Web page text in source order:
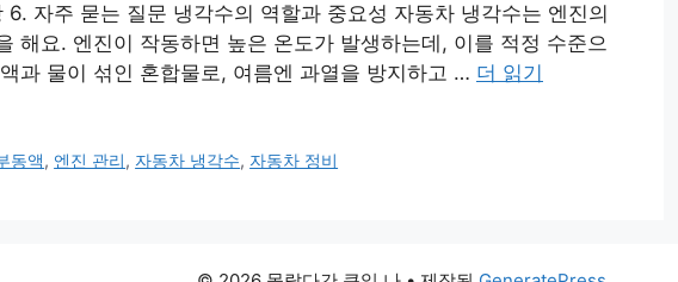
자주 묻는 질문 냉각수의 역할과 중요성 자동차 냉각수는 엔진의
해요. 엔진이 작동하면 높은 온도가 발생하는데, 이를 적정 수준으
과 물이 섞인 혼합물로, 여름엔 과열을 방지하고 … 더 읽기
동액, 엔진 관리, 자동차 냉각수, 자동차 정비